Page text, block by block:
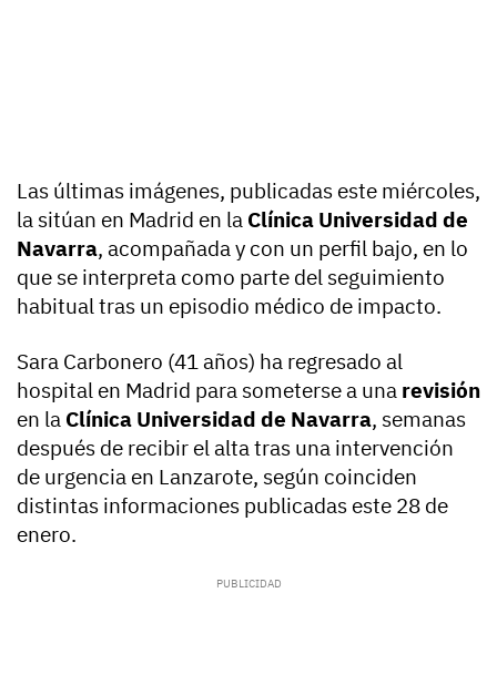
Las últimas imágenes, publicadas este miércoles,
la sitúan en Madrid en la Clínica Universidad de
Navarra, acompañada y con un perfil bajo, en lo
que se interpreta como parte del seguimiento
habitual tras un episodio médico de impacto.
Sara Carbonero (41 años) ha regresado al
hospital en Madrid para someterse a una revisión
en la Clínica Universidad de Navarra, semanas
después de recibir el alta tras una intervención
de urgencia en Lanzarote, según coinciden
distintas informaciones publicadas este 28 de
enero.